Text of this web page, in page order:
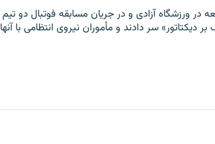
در ورزشگاه آزادی و در جریان مسابقه فوتبال دو تیم
دیکتاتور» سر دادند و مأموران نیروی انتظامی با آنها